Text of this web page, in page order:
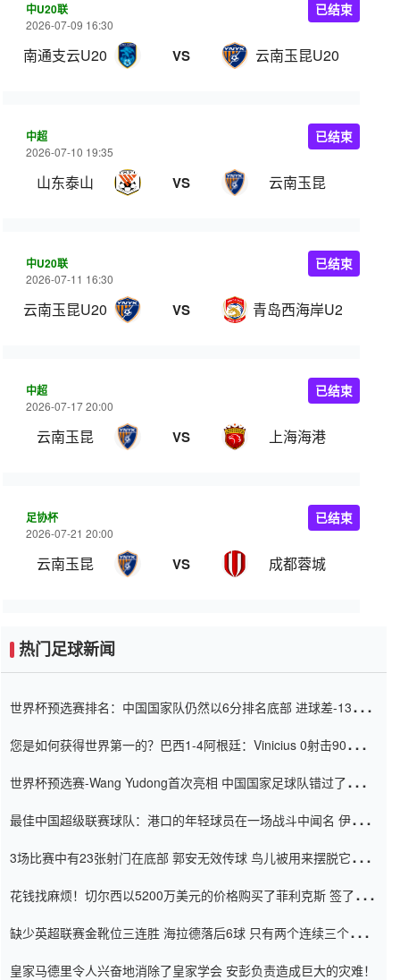
中U20联
2026-07-09 16:30
南通支云U20 VS 云南玉昆U20
已结束
中超
2026-07-10 19:35
山东泰山 VS 云南玉昆
已结束
中U20联
2026-07-11 16:30
云南玉昆U20 VS 青岛西海岸U20
已结束
中超
2026-07-17 20:00
云南玉昆 VS 上海海港
已结束
足协杯
2026-07-21 20:00
云南玉昆 VS 成都蓉城
已结束
热门足球新闻
世界杯预选赛排名：中国国家队仍然以6分排名底部 进球差-13令人
您是如何获得世界第一的？巴西1-4阿根廷：Vinicius 0射击90分钟
世界杯预选赛-Wang Yudong首次亮相 中国国家足球队错过了世界
最佳中国超级联赛球队：港口的年轻球员在一场战斗中闻名 伊万放
3场比赛中有23张射门在底部 郭安无效传球 鸟儿被用来摆脱它
花钱找麻烦！切尔西以5200万美元的价格购买了菲利克斯 签了7年
缺少英超联赛金靴位三连胜 海拉德落后6球 只有两个连续三个连续
皇家马德里令人兴奋地消除了皇家学会 安彭负责造成巨大的灾难！